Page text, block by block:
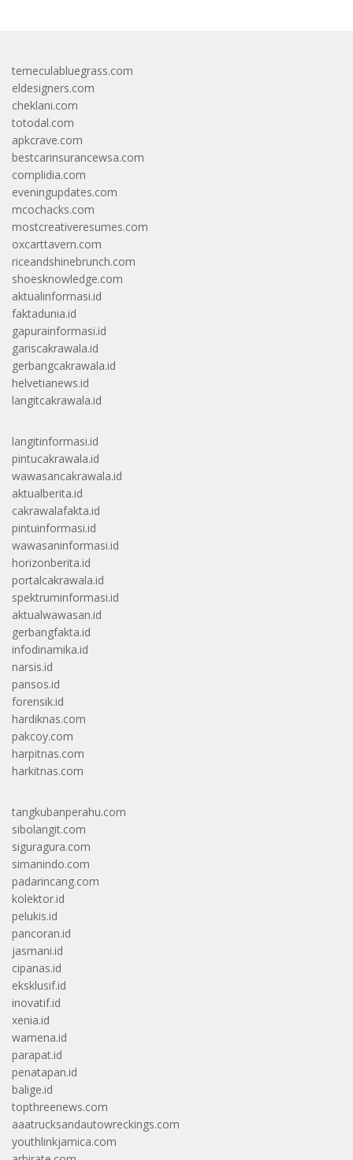
temeculabluegrass.com
eldesigners.com
cheklani.com
totodal.com
apkcrave.com
bestcarinsurancewsa.com
complidia.com
eveningupdates.com
mcochacks.com
mostcreativeresumes.com
oxcarttavern.com
riceandshinebrunch.com
shoesknowledge.com
aktualinformasi.id
faktadunia.id
gapurainformasi.id
gariscakrawala.id
gerbangcakrawala.id
helvetianews.id
langitcakrawala.id
langitinformasi.id
pintucakrawala.id
wawasancakrawala.id
aktualberita.id
cakrawalafakta.id
pintuinformasi.id
wawasaninformasi.id
horizonberita.id
portalcakrawala.id
spektruminformasi.id
aktualwawasan.id
gerbangfakta.id
infodinamika.id
narsis.id
pansos.id
forensik.id
hardiknas.com
pakcoy.com
harpitnas.com
harkitnas.com
tangkubanperahu.com
sibolangit.com
siguragura.com
simanindo.com
padarincang.com
kolektor.id
pelukis.id
pancoran.id
jasmani.id
cipanas.id
eksklusif.id
inovatif.id
xenia.id
wamena.id
parapat.id
penatapan.id
balige.id
topthreenews.com
aaatrucksandautowreckings.com
youthlinkjamica.com